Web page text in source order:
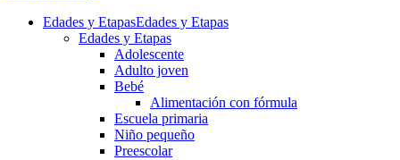
Edades y EtapasEdades y Etapas
Edades y Etapas
Adolescente
Adulto joven
Bebé
Alimentación con fórmula
Escuela primaria
Niño pequeño
Preescolar